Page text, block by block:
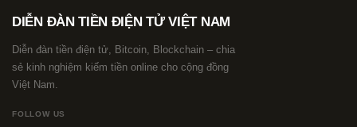
DIỄN ĐÀN TIỀN ĐIỆN TỬ VIỆT NAM
Diễn đàn tiền điện tử, Bitcoin, Blockchain – chia
sẻ kinh nghiệm kiếm tiền online cho cộng đồng
Việt Nam.
FOLLOW US